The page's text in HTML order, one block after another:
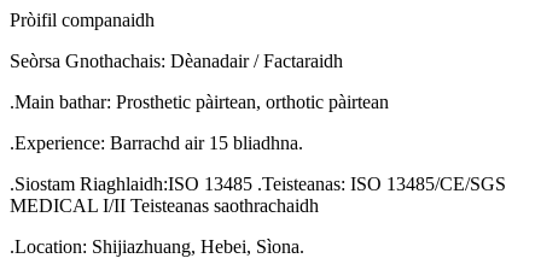
Pròifil companaidh
Seòrsa Gnothachais: Dèanadair / Factaraidh
.Main bathar: Prosthetic pàirtean, orthotic pàirtean
.Experience: Barrachd air 15 bliadhna.
.Siostam Riaghlaidh:ISO 13485 .Teisteanas: ISO 13485/CE/SGS
MEDICAL I/II Teisteanas saothrachaidh
.Location: Shijiazhuang, Hebei, Sìona.